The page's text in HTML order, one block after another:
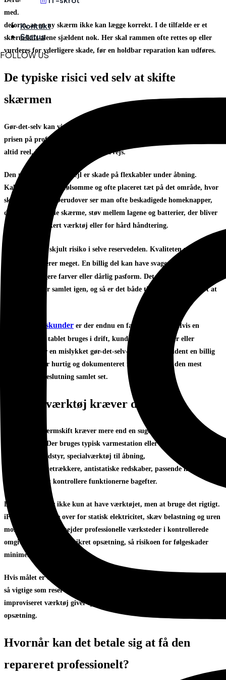
Kontakt
Status
FOLLOW US
med. Hvis iPad’en har fået et slag i hjørnet, kan rammen være så
deform, at en ny skærm ikke kan lægge korrekt. I de tilfælde er et
skærmskift alene sjældent nok. Her skal rammen ofte rettes op eller
vurderes for yderligere skade, før en holdbar reparation kan udføres.
De typiske risici ved selv at skifte
skærmen
Gør-det-selv kan virke fristende, især hvis man sammenligner med
prisen på professionel reparation. Men på iPad er besparelsen ikke
altid reel, hvis noget går galt undervejs.
Den mest almindelige fejl er skade på flexkabler under åbning.
Kablerne er tynde, følsomme og ofte placeret tæt på det område, hvor
skærmen løsnes. Derudover ser man ofte beskadigede homeknapper,
dårligt monterede skærme, støv mellem lagene og batterier, der bliver
påvirket af forkert værktøj eller for hård håndtering.
Der er også en skjult risiko i selve reservedelen. Kvaliteten på
varierer meget. En billig del kan have svagere touch, lavere
lysstyrke, ringere farver eller dårlig pasform. Det opdages først rigtigt,
når enheden er samlet igen, og så er det både tidskrævende og dyrt at
For erhvervskunder er der endnu en faktor: nedetid. Hvis en
medarbejders tablet bruges i drift, kundebetjening, lager eller
feltarbejde, er en mislykket gør-det-selv-reparation sjældent en billig
løsning. Her er hurtig og dokumenteret reparation ofte den mest
økonomiske beslutning samlet set.
Hvilket værktøj kræver det?
Et korrekt skærmskift kræver mere end en sugekop og lidt
tålmodighed. Der bruges typisk varmestation eller kontrolleret
opvarmningsudstyr, specialværktøj til åbning,
præcisionsskruetrækkere, antistatiske redskaber, passende lim og
testudstyr til at kontrollere funktionerne bagefter.
Det afgørende er ikke kun at have værktøjet, men at bruge det rigtigt.
iPads er følsomme over for statisk elektricitet, skæv belastning og uren
montage. Derfor arbejder professionelle værksteder i kontrollerede
omgivelser, ofte i ESD-sikret opsætning, så risikoen for følgeskader
minimeres.
Hvis målet er en stabil løsning, er selve arbejdsforholdene næsten lige
så vigtige som reservedelen. Et køkkenbord med støv, ujævn varme og
improviseret værktøj giver sjældent samme resultat som en fagmæssig
opsætning.
Hvornår kan det betale sig at få den
repareret professionelt?